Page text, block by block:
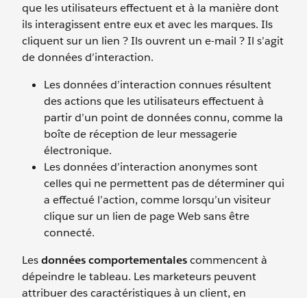
que les utilisateurs effectuent et à la manière dont
ils interagissent entre eux et avec les marques. Ils
cliquent sur un lien ? Ils ouvrent un e-mail ? Il s’agit
de données d’interaction.
Les données d’interaction connues résultent
des actions que les utilisateurs effectuent à
partir d’un point de données connu, comme la
boîte de réception de leur messagerie
électronique.
Les données d’interaction anonymes sont
celles qui ne permettent pas de déterminer qui
a effectué l’action, comme lorsqu’un visiteur
clique sur un lien de page Web sans être
connecté.
Lesdonnées comportementalescommencent à
dépeindre le tableau. Les marketeurs peuvent
attribuer des caractéristiques à un client, en